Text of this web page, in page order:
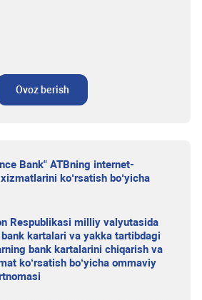
Ovoz berish
Bank" ATBning internet-
ko‘rsatish bo‘yicha
Respublikasi milliy valyutasida
kartalari va yakka tartibdagi
bank kartalarini chiqarish va
ko‘rsatish bo‘yicha ommaviy